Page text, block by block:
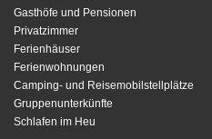
Gasthöfe und Pensionen
Privatzimmer
Ferienhäuser
Ferienwohnungen
Camping- und Reisemobilstellplätze
Gruppenunterkünfte
Schlafen im Heu